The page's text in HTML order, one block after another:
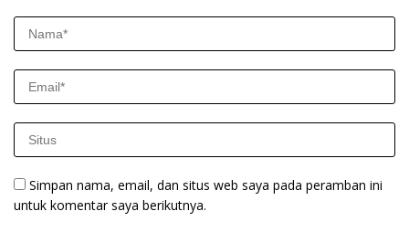
Simpan nama, email, dan situs web saya pada peramban ini
untuk komentar saya berikutnya.